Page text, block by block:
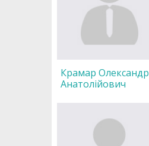
Крамар Олександр
Анатолійович